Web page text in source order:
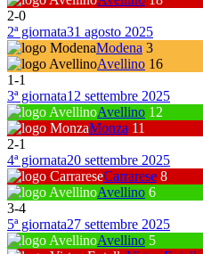
2-0
2ª giornata31 agosto 2025
Modena 3
Avellino 16
1-1
3ª giornata12 settembre 2025
Avellino 12
Monza 11
2-1
4ª giornata20 settembre 2025
Carrarese 8
Avellino 6
3-4
5ª giornata27 settembre 2025
Avellino 5